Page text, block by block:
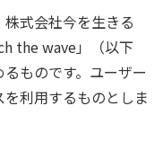
式会社今を生きる
the wave」（以下
ものです。ユーザー
利用するものとしま